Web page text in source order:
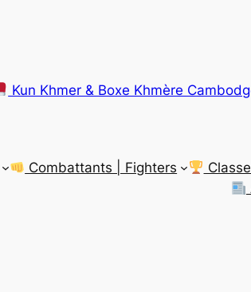
Kun Khmer & Boxe Khmère
Combattants | Fighters